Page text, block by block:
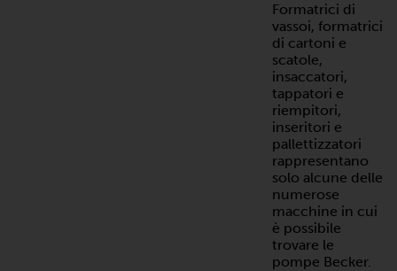
Formatrici di
vassoi, formatrici
di cartoni e
scatole,
insaccatori,
tappatori e
riempitori,
inseritori e
pallettizzatori
rappresentano
solo alcune delle
numerose
macchine in cui
è possibile
trovare le
pompe Becker.